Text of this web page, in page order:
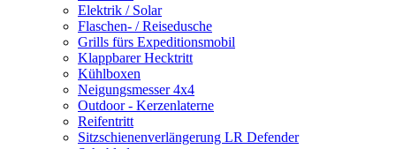
Elektrik / Solar
Flaschen- / Reisedusche
Grills fürs Expeditionsmobil
Klappbarer Hecktritt
Kühlboxen
Neigungsmesser 4x4
Outdoor - Kerzenlaterne
Reifentritt
Sitzschienenverlängerung LR Defender